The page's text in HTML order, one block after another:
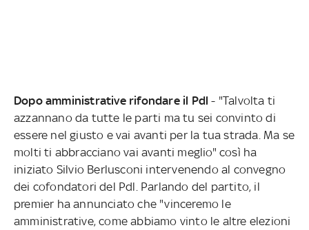
Dopo amministrative rifondare il Pdl - "Talvolta ti
azzannano da tutte le parti ma tu sei convinto di
essere nel giusto e vai avanti per la tua strada. Ma se
molti ti abbracciano vai avanti meglio" così ha
iniziato Silvio Berlusconi intervenendo al convegno
dei cofondatori del Pdl. Parlando del partito, il
premier ha annunciato che "vinceremo le
amministrative, come abbiamo vinto le altre elezioni